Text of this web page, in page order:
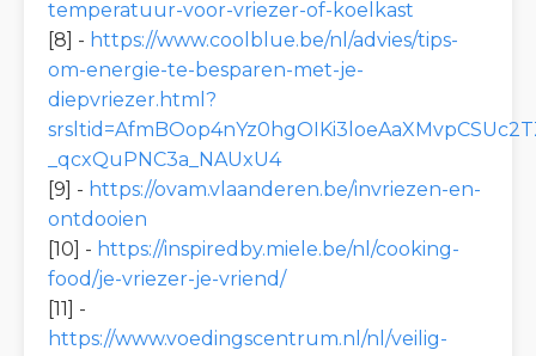
temperatuur-voor-vriezer-of-koelkast
[8] - https://www.coolblue.be/nl/advies/tips-
om-energie-te-besparen-met-je-
diepvriezer.html?
_qcxQuPNC3a_NAUxU4
[9] - https://ovam.vlaanderen.be/invriezen-en-
ontdooien
[10] - https://inspiredby.miele.be/nl/cooking-
food/je-vriezer-je-vriend/
[11] -
https://www.voedingscentrum.nl/nl/veilig-